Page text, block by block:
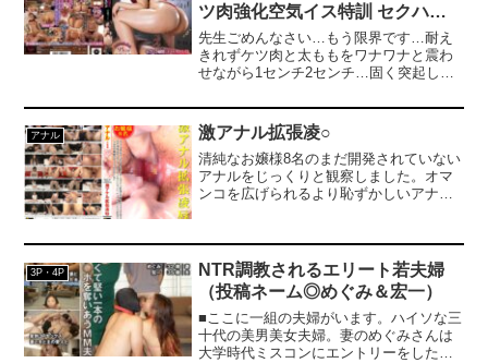
ツ肉強化空気イス特訓 セクハラ
顧問の下から突き上げるガン突き
ピストン騎乗位にガニ股失禁アク
メした女子陸上部員 宮城りえ
先生ごめんなさい…もう限界です…耐え
きれずケツ肉と太ももをワナワナと震わ
せながら1センチ2センチ…固く突起した
子陸上部伝統の真夏の下半身強化特訓
「空気椅子」！体幹トレーニングだ！チ
〇ポの上に跨ってガニ股スクワット100
回！プルプル波打つ尻肉！膣口に亀頭が
擦れる度にしたたるマン汁！先生ッ！ご
めんなさいッ！出ちゃいますぅぅぅ！下
ック！立ちバック！座位！など尻アング
ルSEX満載！デカ尻×汗だく×陸上ウェア
×フェチ映像！たくさんシゴいて頂き有難
う御座います！--------------------------------------
--------------------------------【プレゼントキャ
ンペーン概要】2025年3月21日（金）
10:00 ～2025年4月18日（金）9:59までの
アナル 激アナル拡張凌○
清純なお嬢様8名のまだ開発されていない
アナルをじっくりと観察しました。オマ
ンコを広げられるより恥ずかしいアナル
嬢様のギャップがたまらない。（アナル
倶楽部）
3P・4P
NTR調教されるエリート若夫婦
（投稿ネーム◎めぐみ＆宏一）
■ここに一組の夫婦がいます。ハイソな三
十代の美男美女夫婦。妻のめぐみさんは
大学時代ミスコンにエントリーをしたと